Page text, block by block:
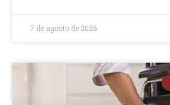
7 de agosto de 2026